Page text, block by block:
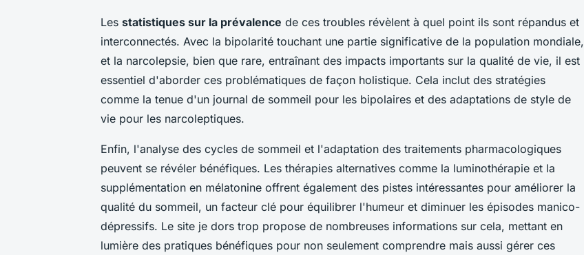
Les statistiques sur la prévalence de ces troubles révèlent à quel point ils sont répandus et
interconnectés. Avec la bipolarité touchant une partie significative de la population mondiale,
et la narcolepsie, bien que rare, entraînant des impacts importants sur la qualité de vie, il est
essentiel d'aborder ces problématiques de façon holistique. Cela inclut des stratégies
comme la tenue d'un journal de sommeil pour les bipolaires et des adaptations de style de
vie pour les narcoleptiques.
Enfin, l'analyse des cycles de sommeil et l'adaptation des traitements pharmacologiques
peuvent se révéler bénéfiques. Les thérapies alternatives comme la luminothérapie et la
supplémentation en mélatonine offrent également des pistes intéressantes pour améliorer la
qualité du sommeil, un facteur clé pour équilibrer l'humeur et diminuer les épisodes manico-
dépressifs. Le site je dors trop propose de nombreuses informations sur cela, mettant en
lumière des pratiques bénéfiques pour non seulement comprendre mais aussi gérer ces